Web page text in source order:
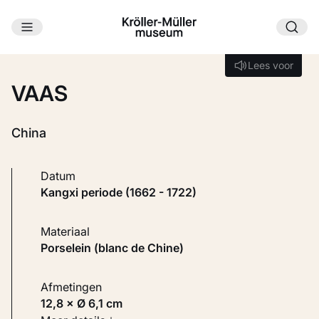
Ga naar hoofdinhoud
Lees voor
Lees voor
VAAS
China
Datum
Kangxi periode (1662 - 1722)
Materiaal
Porselein (blanc de Chine)
Afmetingen
12,8 × Ø 6,1 cm